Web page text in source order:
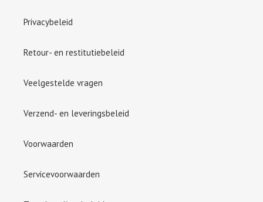
Privacybeleid
Retour- en restitutiebeleid
Veelgestelde vragen
Verzend- en leveringsbeleid
Voorwaarden
Servicevoorwaarden